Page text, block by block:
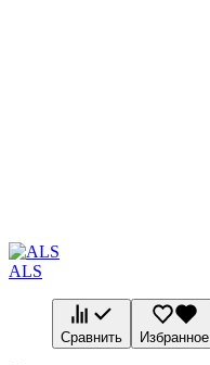
ALS
Сравнить Избранное